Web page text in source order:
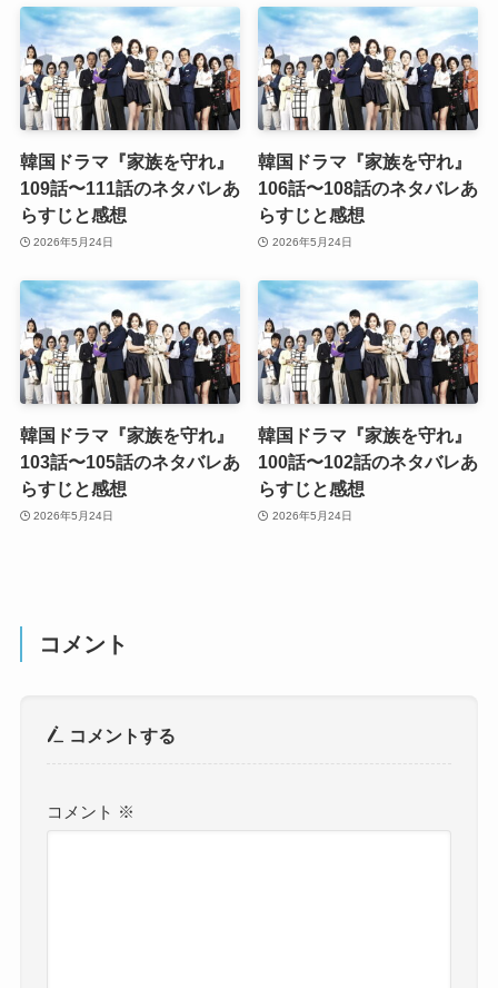
韓国ドラマ『家族を守れ』
109話〜111話のネタバレあ
らすじと感想
2026年5月24日
韓国ドラマ『家族を守れ』
106話〜108話のネタバレあ
らすじと感想
2026年5月24日
韓国ドラマ『家族を守れ』
103話〜105話のネタバレあ
らすじと感想
2026年5月24日
韓国ドラマ『家族を守れ』
100話〜102話のネタバレあ
らすじと感想
2026年5月24日
コメント
コメントする
コメント ※